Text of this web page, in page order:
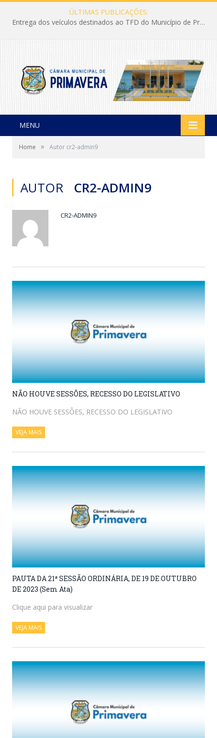
ÚLTIMAS PUBLICAÇÕES:
Entrega dos veículos destinados ao TFD do Município de Primavera
MENU
Home » Autor cr2-admin9
AUTOR CR2-ADMIN9
CR2-ADMIN9
NÃO HOUVE SESSÕES, RECESSO DO LEGISLATIVO
NÃO HOUVE SESSÕES, RECESSO DO LEGISLATIVO
VEJA MAIS
PAUTA DA 21ª SESSÃO ORDINÁRIA, DE 19 DE OUTUBRO
DE 2023 (Sem Ata)
Clique aqui para visualizar
VEJA MAIS